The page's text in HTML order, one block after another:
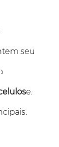
seu
e.